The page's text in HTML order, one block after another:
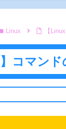
Linux 【
】コマン